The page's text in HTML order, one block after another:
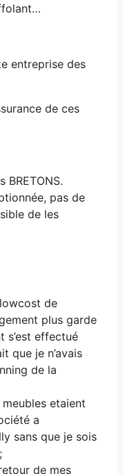
entreprise des
de ces
BRETONS.
pas de
de les
de
plus garde
s’est effectué
que je n’avais
de la
etaient
a
sans que je sois
de mes